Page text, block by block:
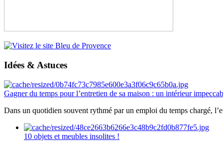
Idées & Astuces
Gagner du temps pour l’entretien de sa maison : un intérieur
Dans un quotidien souvent rythmé par un emploi du temps chargé,
10 objets et meubles insolites !